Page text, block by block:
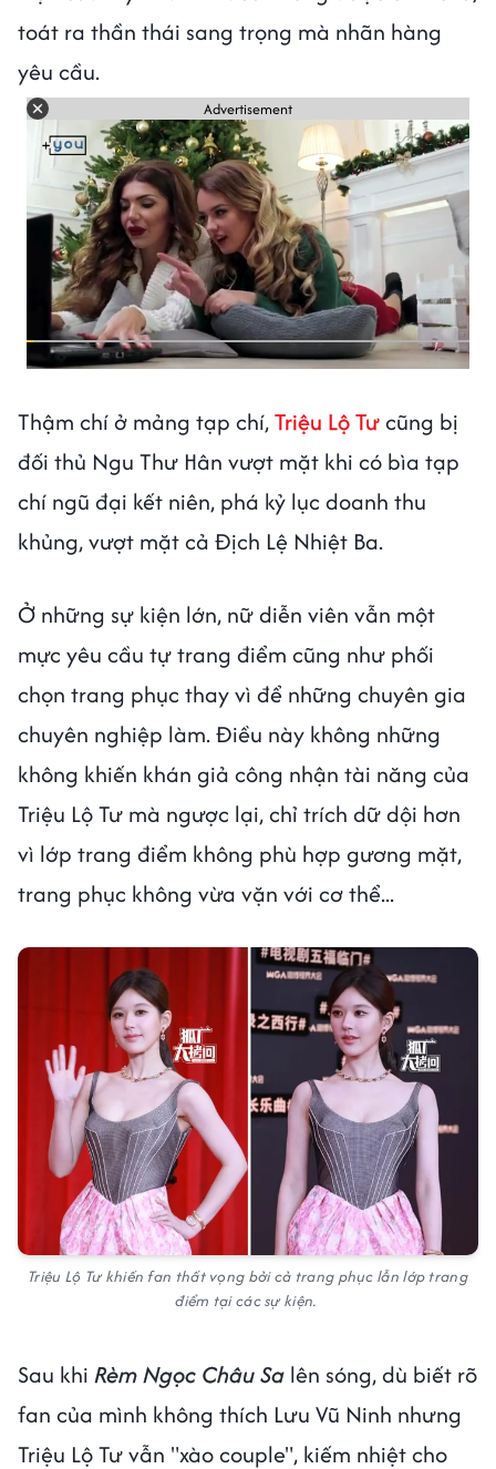
toát ra thần thái sang trọng mà nhãn hàng
yêu cầu.
Advertisement
Thậm chí ở mảng tạp chí,Triệu Lộ Tưcũng bị
đối thủ Ngu Thư Hân vượt mặt khi có bìa tạp
chí ngũ đại kết niên, phá kỷ lục doanh thu
khủng, vượt mặt cả Địch Lệ Nhiệt Ba.
Ở những sự kiện lớn, nữ diễn viên vẫn một
mực yêu cầu tự trang điểm cũng như phối
chọn trang phục thay vì để những chuyên gia
chuyên nghiệp làm. Điều này không những
không khiến khán giả công nhận tài năng của
Triệu Lộ Tư mà ngược lại, chỉ trích dữ dội hơn
vì lớp trang điểm không phù hợp gương mặt,
trang phục không vừa vặn với cơ thể...
Triệu Lộ Tư khiến fan thất vọng bởi cả trang phục lẫn lớp trang
điểm tại các sự kiện.
Sau khi Rèm Ngọc Châu Sa lên sóng, dù biết rõ
fan của mình không thích Lưu Vũ Ninh nhưng
Triệu Lộ Tư vẫn "xào couple", kiếm nhiệt cho